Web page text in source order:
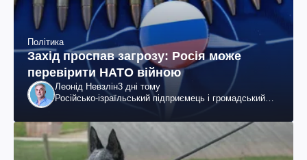
Політика
Захід проспав загрозу: Росія може
перевірити НАТО війною
Леонід Невзлін3 дні тому
Російсько-ізраїльський підприємець і громадський